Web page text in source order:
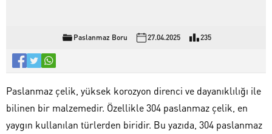
Paslanmaz Boru 27.04.2025 235
Paslanmaz çelik, yüksek korozyon direnci ve dayanıklılığı ile
bilinen bir malzemedir. Özellikle 304 paslanmaz çelik, en
yaygın kullanılan türlerden biridir. Bu yazıda, 304 paslanmaz